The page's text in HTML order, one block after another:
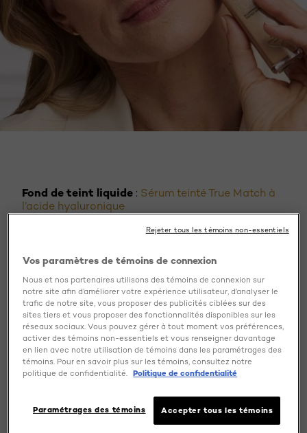
Fond de teint liquide : Sérum teinté True Match à
l’acide hyaluronique
Les fonds de teint liquides modernes vont des
ultra-légers qui agissent comme des soins de la
peau, offrant un effet « seconde peau » et des
bienfaits hydratants tout au long de la journée.
Ce qui les distingue
Une couvrance modulable, un fini homogène et
des actifs comme l’acide hyaluronique, qui
contribuent à lisser visiblement la peau tout en lui
apportant fraîcheur et éclat.
Celles et ceux qui recherchent une couvrance
Vos paramètres de témoins de connexion
Nous et nos partenaires utilisons des témoins de connexion sur
notre site afin d’améliorer votre expérience utilisateur, d’analyser le
trafic de notre site, vous proposer des publicités ciblées sur des
sites tiers et vous proposer des fonctionnalités disponibles sur les
réseaux sociaux. Vous pouvez gérer à tout moment vos préférences,
activer des témoins non-essentiels et vous renseigner davantage
en lien avec notre utilisation de témoins dans les paramétrages des
témoins. Pour en savoir plus sur les témoins, consultez notre
politique de confidentialité. Politique de confidentialité
Accepter tous les témoins
Paramétrages des témoins
Rejeter tous les témoins non-essentiels